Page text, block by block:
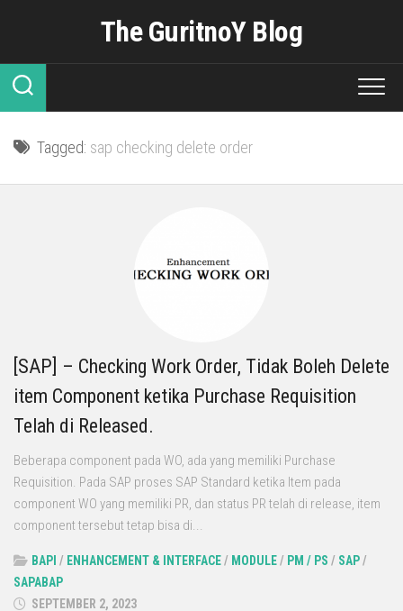
The GuritnoY Blog
Tagged: sap checking delete order
[SAP] – Checking Work Order, Tidak Boleh Delete
item Component ketika Purchase Requisition
Telah di Released.
Beberapa component pada WO, ada yang memiliki Purchase
Requisition. Pada SAP proses SAP Standard ketika Item pada
component WO yang memiliki PR, dan status PR telah di release, item
component tersebut tetap bisa di...
BAPI / ENHANCEMENT & INTERFACE/ MODULE/ PM / PS / SAP/
SAPABAP
SEPTEMBER 2, 2023